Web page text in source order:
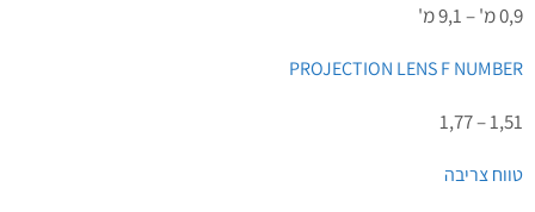
0,9 מ' – 9,1 מ'
PROJECTION LENS F NUMBER
1,51 – 1,77
טווח צריבה